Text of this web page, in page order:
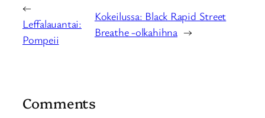
←
Leffalauantai:
Pompeii
Kokeilussa: Black Rapid Street
Breathe -olkahihna →
Comments